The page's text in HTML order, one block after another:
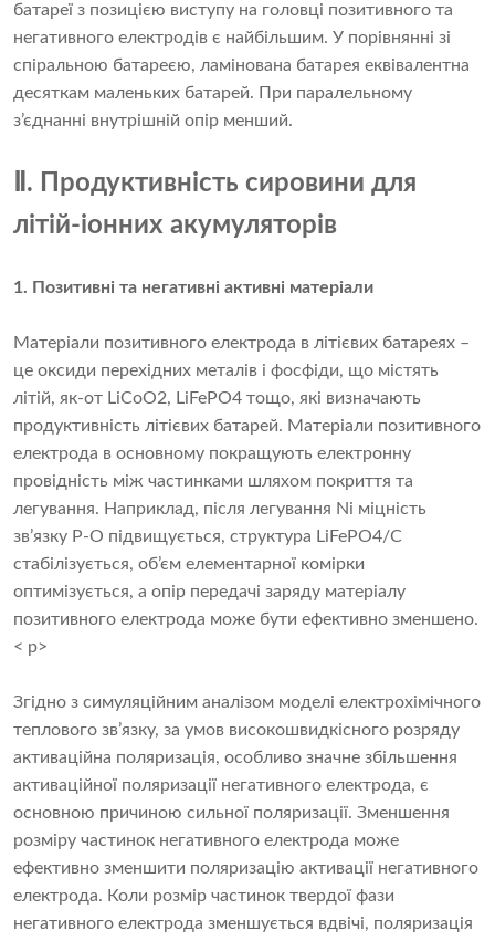
батареї з позицією виступу на головці позитивного та
негативного електродів є найбільшим. У порівнянні зі
спіральною батареєю, ламінована батарея еквівалентна
десяткам маленьких батарей. При паралельному
з’єднанні внутрішній опір менший.
Ⅱ. Продуктивність сировини для
літій-іонних акумуляторів
1. Позитивні та негативні активні матеріали
Матеріали позитивного електрода в літієвих батареях –
це оксиди перехідних металів і фосфіди, що містять
літій, як-от LiCoO2, LiFePO4 тощо, які визначають
продуктивність літієвих батарей. Матеріали позитивного
електрода в основному покращують електронну
провідність між частинками шляхом покриття та
легування. Наприклад, після легування Ni міцність
зв’язку P-O підвищується, структура LiFePO4/C
стабілізується, об’єм елементарної комірки
оптимізується, а опір передачі заряду матеріалу
позитивного електрода може бути ефективно зменшено.
< p>
Згідно з симуляційним аналізом моделі електрохімічного
теплового зв’язку, за умов високошвидкісного розряду
активаційна поляризація, особливо значне збільшення
активаційної поляризації негативного електрода, є
основною причиною сильної поляризації. Зменшення
розміру частинок негативного електрода може
ефективно зменшити поляризацію активації негативного
електрода. Коли розмір частинок твердої фази
негативного електрода зменшується вдвічі, поляризація